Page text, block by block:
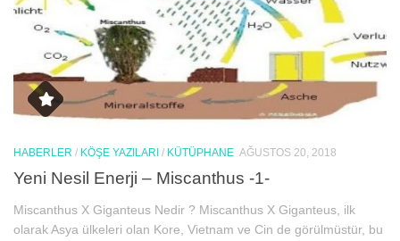
HABERLER / KÖŞE YAZILARI / KÜTÜPHANE AĞUSTOS 20, 2018
Yeni Nesil Enerji – Miscanthus -1-
Miscanthus X Giganteus Nedir ? Miscanthus X Giganteus, ilk
olarak Asya ülkeleri olan Kore, Vietnam ve Cin de görülmüstür, bu